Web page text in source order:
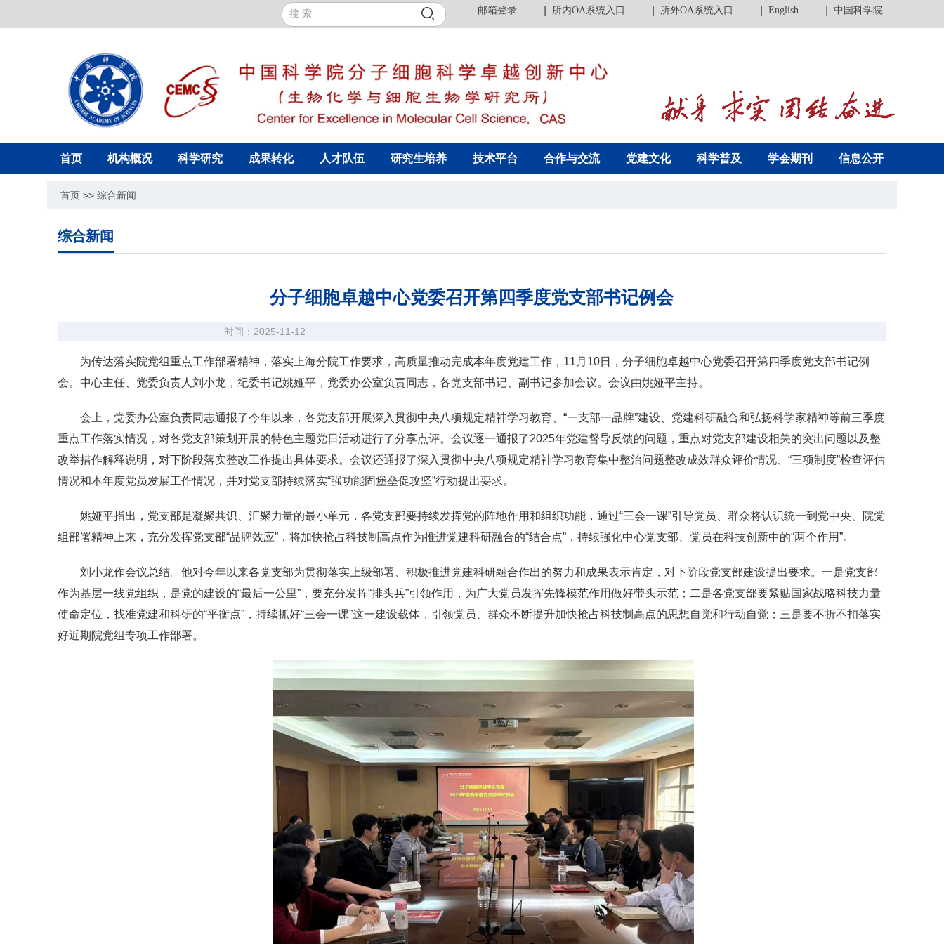
邮箱登录 所内OA系统入口 所外OA系统入口 English 中国科学院
首页 机构概况 科学研究 成果转化 人才队伍 研究生培养 技术平台 合作与交流 党建文化 科学普及 学会期刊 信息公开
首页 >>综合新闻
综合新闻
分子细胞卓越中心党委召开第四季度党支部书记例会
时间：2025-11-12
为传达落实院党组重点工作部署精神，落实上海分院工作要求，高质量推动完成本年度党建工作，11月10日，分子细胞卓越中心党委召开第四季度党支部书记例
会。中心主任、党委负责人刘小龙，纪委书记姚娅平，党委办公室负责同志，各党支部书记、副书记参加会议。会议由姚娅平主持。
会上，党委办公室负责同志通报了今年以来，各党支部开展深入贯彻中央八项规定精神学习教育、“一支部一品牌”建设、党建科研融合和弘扬科学家精神等前三季度
重点工作落实情况，对各党支部策划开展的特色主题党日活动进行了分享点评。会议逐一通报了2025年党建督导反馈的问题，重点对党支部建设相关的突出问题以及整
改举措作解释说明，对下阶段落实整改工作提出具体要求。会议还通报了深入贯彻中央八项规定精神学习教育集中整治问题整改成效群众评价情况、“三项制度”检查评估
情况和本年度党员发展工作情况，并对党支部持续落实“强功能固堡垒促攻坚”行动提出要求。
姚娅平指出，党支部是凝聚共识、汇聚力量的最小单元，各党支部要持续发挥党的阵地作用和组织功能，通过“三会一课”引导党员、群众将认识统一到党中央、院党
组部署精神上来，充分发挥党支部“品牌效应”，将加快抢占科技制高点作为推进党建科研融合的“结合点”，持续强化中心党支部、党员在科技创新中的“两个作用”。
刘小龙作会议总结。他对今年以来各党支部为贯彻落实上级部署、积极推进党建科研融合作出的努力和成果表示肯定，对下阶段党支部建设提出要求。一是党支部
作为基层一线党组织，是党的建设的“最后一公里”，要充分发挥“排头兵”引领作用，为广大党员发挥先锋模范作用做好带头示范；二是各党支部要紧贴国家战略科技力量
使命定位，找准党建和科研的“平衡点”，持续抓好“三会一课”这一建设载体，引领党员、群众不断提升加快抢占科技制高点的思想自觉和行动自觉；三是要不折不扣落实
好近期院党组专项工作部署。